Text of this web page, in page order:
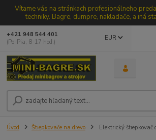
Vítame vás na stránkach profesionálneho
techniky. Bagre, dumpre, nakladače, a iná
EUR
+421 948 544 401
(Po-Pia, 8-17 hod.)
Úvod Štiepkovače na drevo Elektrický štiepkovač